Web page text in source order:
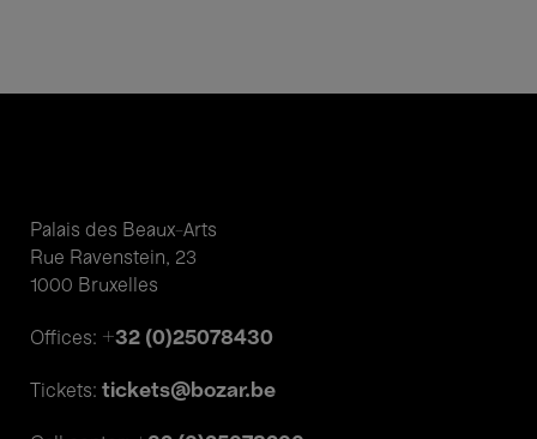
Palais des Beaux-Arts
Rue Ravenstein, 23
1000 Bruxelles
Offices: +32 (0)25078430
Tickets: tickets@bozar.be